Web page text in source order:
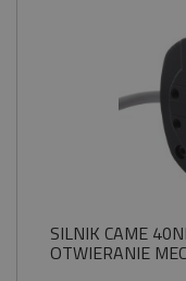
SILNIK CAME
OTWIERANIE